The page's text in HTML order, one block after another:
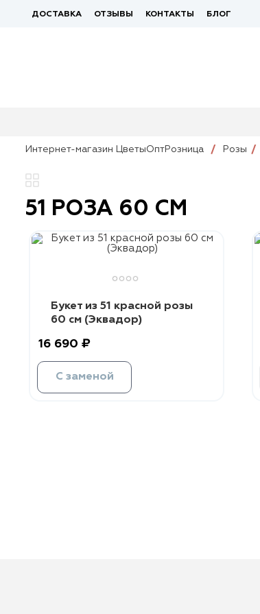
ДОСТАВКА ОТЗЫВЫ КОНТАКТЫ БЛОГ
Интернет-магазин ЦветыОптРозница Розы
51 РОЗА 60 СМ
Букет из 51 красной розы
60 см (Эквадор)
16 690 ₽
С заменой